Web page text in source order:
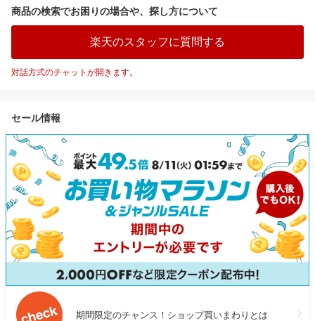
商品の検索でお困りの場合や、探し方について
楽天のスタッフに質問する
対話方式のチャットが開きます。
セール情報
期間限定のチャンス！ショップ買いまわりとは